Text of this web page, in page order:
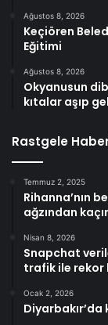
Ağustos 8, 2026
Keçiören
Eğitimi
Ağustos 8, 2026
Okyanusun
kıtalar aşıp
Rastgele
Temmuz 2, 2025
Rihanna’nın
ağzından
Nisan 8, 2026
Snapchat
trafik ile rekor
Ocak 2, 2026